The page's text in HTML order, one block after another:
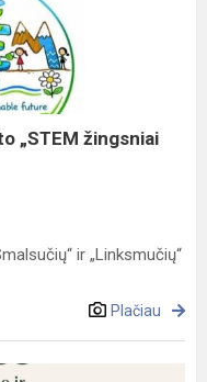
„STEM žingsniai
ir „Linksmučių“
Plačiau